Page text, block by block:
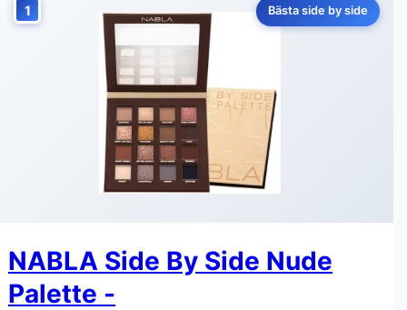
1 Bästa side by side
NABLA Side By Side Nude
Palette -